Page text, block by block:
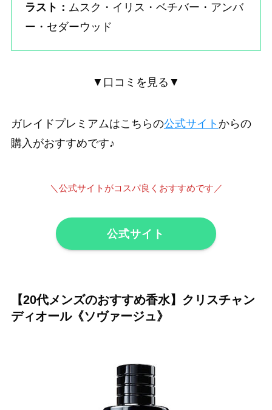
ラスト： ムスク・イリス・ベチバー・アンバ
ー・セダーウッド
▼口コミを見る▼
ガレイドプレミアムはこちらの公式サイト からの
購入がおすすめです♪
＼ 公式サイトがコスパ良くおすすめです ／
公式サイト
【20代メンズのおすすめ香水】クリスチャン
ディオール《ソヴァージュ》